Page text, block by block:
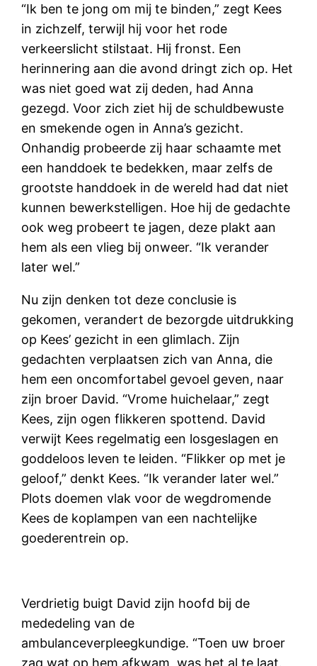
“Ik ben te jong om mij te binden,” zegt Kees
in zichzelf, terwijl hij voor het rode
verkeerslicht stilstaat. Hij fronst. Een
herinnering aan die avond dringt zich op. Het
was niet goed wat zij deden, had Anna
gezegd. Voor zich ziet hij de schuldbewuste
en smekende ogen in Anna’s gezicht.
Onhandig probeerde zij haar schaamte met
een handdoek te bedekken, maar zelfs de
grootste handdoek in de wereld had dat niet
kunnen bewerkstelligen. Hoe hij de gedachte
ook weg probeert te jagen, deze plakt aan
hem als een vlieg bij onweer. “Ik verander
later wel.”
Nu zijn denken tot deze conclusie is
gekomen, verandert de bezorgde uitdrukking
op Kees’ gezicht in een glimlach. Zijn
gedachten verplaatsen zich van Anna, die
hem een oncomfortabel gevoel geven, naar
zijn broer David. “Vrome huichelaar,” zegt
Kees, zijn ogen flikkeren spottend. David
verwijt Kees regelmatig een losgeslagen en
goddeloos leven te leiden. “Flikker op met je
geloof,” denkt Kees. “Ik verander later wel.”
Plots doemen vlak voor de wegdromende
Kees de koplampen van een nachtelijke
goederentrein op.
Verdrietig buigt David zijn hoofd bij de
mededeling van de
ambulanceverpleegkundige. “Toen uw broer
zag wat op hem afkwam, was het al te laat.